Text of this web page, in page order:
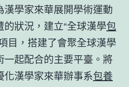
漢學家來華展開學術運動
狀況，建立“全球漢學包
目，搭建了會聚全球漢學
一起配合的主要平臺。將
漢學家來華辦事系包養